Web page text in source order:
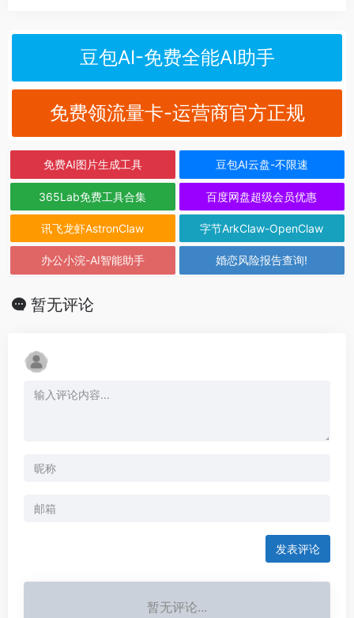
豆包AI-免费全能AI助手
免费领流量卡-运营商官方正规
免费AI图片生成工具 豆包AI云盘-不限速
365Lab免费工具合集 百度网盘超级会员优惠
讯飞龙虾AstronClaw 字节ArkClaw-OpenClaw
办公小浣-AI智能助手 婚恋风险报告查询!
暂无评论
发表评论
暂无评论...